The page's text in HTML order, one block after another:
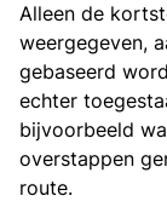
Alleen de
weergegeven,
gebaseerd
echter
bijvoorbeeld
overstappen
route.